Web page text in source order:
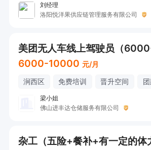
刘经理
洛阳悦洋果供应链管理服务有限公司
美团无人车线上驾驶员（
6000-10000 元/月
涧西区 免费培训 晋升空间
梁小姐
佛山进丰达仓储服务有限公司
杂工（五险+餐补+有一定的体